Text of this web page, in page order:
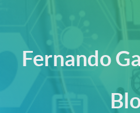
Fernando